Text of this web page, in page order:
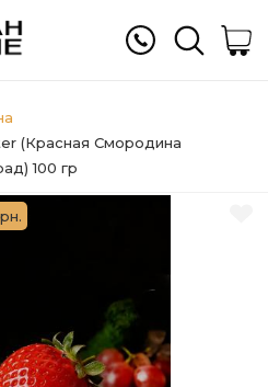
(Красная Смородина
100 гр